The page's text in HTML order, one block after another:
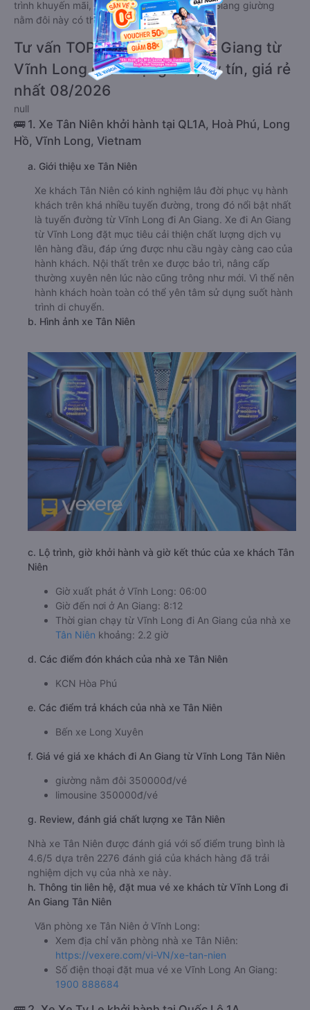
trình khuyến mãi, giá vé Xe Vĩnh Long đi An Giang giường
nằm đôi này có thể sẽ rẻ hơn.
Tư vấn TOP 2 xe khách đi An Giang từ
Vĩnh Long chất lượng cao, uy tín, giá rẻ
nhất 08/2026
null
🚌 1. Xe Tân Niên khởi hành tại QL1A, Hoà Phú, Long
Hồ, Vĩnh Long, Vietnam
a. Giới thiệu xe Tân Niên
Xe khách Tân Niên có kinh nghiệm lâu đời phục vụ hành
khách trên khá nhiều tuyến đường, trong đó nổi bật nhất
là tuyến đường từ Vĩnh Long đi An Giang. Xe đi An Giang
từ Vĩnh Long đặt mục tiêu cải thiện chất lượng dịch vụ
lên hàng đầu, đáp ứng được nhu cầu ngày càng cao của
hành khách. Nội thất trên xe được bảo trì, nâng cấp
thường xuyên nên lúc nào cũng trông như mới. Vì thế nên
hành khách hoàn toàn có thể yên tâm sử dụng suốt hành
trình di chuyển.
b. Hình ảnh xe Tân Niên
c. Lộ trình, giờ khởi hành và giờ kết thúc của xe khách Tân
Niên
Giờ xuất phát ở Vĩnh Long: 06:00
Giờ đến nơi ở An Giang: 8:12
Thời gian chạy từ Vĩnh Long đi An Giang của nhà xe
Tân Niên khoảng: 2.2 giờ
d. Các điểm đón khách của nhà xe Tân Niên
KCN Hòa Phú
e. Các điểm trả khách của nhà xe Tân Niên
Bến xe Long Xuyên
f. Giá vé giá xe khách đi An Giang từ Vĩnh Long Tân Niên
giường nằm đôi 350000đ/vé
limousine 350000đ/vé
g. Review, đánh giá chất lượng xe Tân Niên
Nhà xe Tân Niên được đánh giá với số điểm trung bình là
4.6/5 dựa trên 2276 đánh giá của khách hàng đã trải
nghiệm dịch vụ của nhà xe này.
h. Thông tin liên hệ, đặt mua vé xe khách từ Vĩnh Long đi
An Giang Tân Niên
Văn phòng xe Tân Niên ở Vĩnh Long:
Xem địa chỉ văn phòng nhà xe Tân Niên:
https://vexere.com/vi-VN/xe-tan-nien
Số điện thoại đặt mua vé xe Vĩnh Long An Giang:
1900 888684